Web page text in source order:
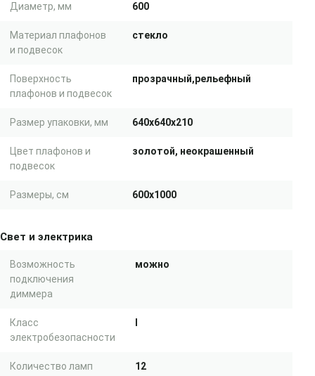
Диаметр, мм 600
Материал плафонов
и подвесок
стекло
Поверхность
плафонов и подвесок
прозрачный,рельефный
Размер упаковки, мм 640x640x210
Цвет плафонов и
подвесок
золотой, неокрашенный
Размеры, см 600x1000
Свет и электрика
Возможность
подключения
диммера
можно
Класс
электробезопасности
Количество ламп 12